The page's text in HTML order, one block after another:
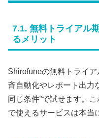
7.1. 無料トライアル
るメリット
Shirofuneの無料トライ
斉自動化やレポート出力
同じ条件”で試せます。
で使えるサービスは本当